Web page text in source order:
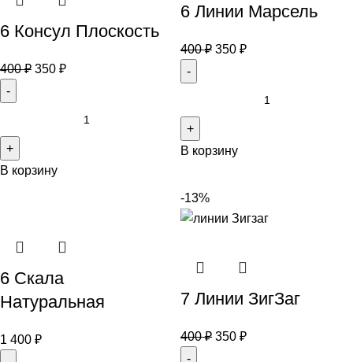
6 Консул Плоскость
400₽ 350 ₽
В корзину
6 Линии Марсель
400₽ 350 ₽
В корзину
6 Скала
Натуральная
1 400 ₽
-13%
7 Линии ЗигЗаг
400₽ 350 ₽